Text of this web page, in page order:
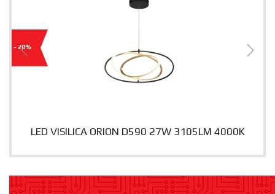
- 20%
LED VISILICA ORION D590 27W 3105LM 4000K